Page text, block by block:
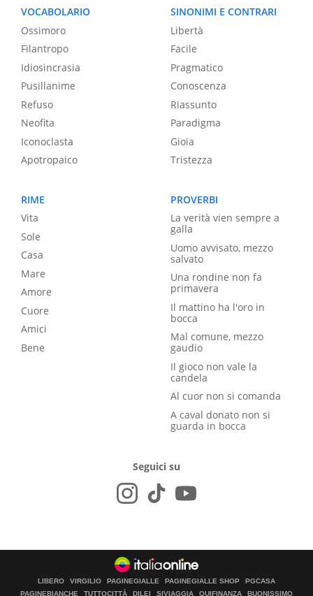
VOCABOLARIO
Ossimoro
Filantropo
Idiosincrasia
Pusillanime
Refuso
Neofita
Iconoclasta
Apotropaico
SINONIMI E CONTRARI
Libertà
Facile
Pragmatico
Conoscenza
Riassunto
Paradigma
Gioia
Tristezza
RIME
Vita
Sole
Casa
Mare
Amore
Cuore
Amici
Bene
PROVERBI
La verità vien sempre a
galla
Uomo avvisato, mezzo
salvato
Una rondine non fa
primavera
Il mattino ha l'oro in
bocca
Mal comune, mezzo
gaudio
Il gioco non vale la
candela
Al cuor non si comanda
A caval donato non si
guarda in bocca
Seguici su
LIBERO VIRGILIO PAGINEGIALLE PAGINEGIALLE SHOP
PGCASA
PAGINEBIANCHE
TUTTOCITTÀ DILEI SIVIAGGIA QUIFINANZA BUONISSIMO